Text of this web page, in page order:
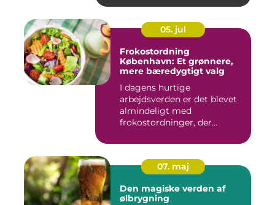
05. jul
Frokostordning
København: Et grønnere,
mere bæredygtigt valg
I dagens hurtige
arbejdsverden er det blevet
almindeligt med
frokostordninger, der
07. maj
Den magiske verden af
ølbrygning